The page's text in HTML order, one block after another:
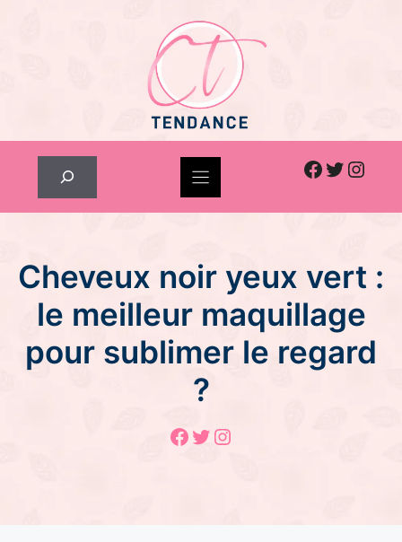
Facebook
Twitter
Cheveux noir yeux vert :
le meilleur maquillage
pour sublimer le regard
?
Facebook
Twitter
Instagram